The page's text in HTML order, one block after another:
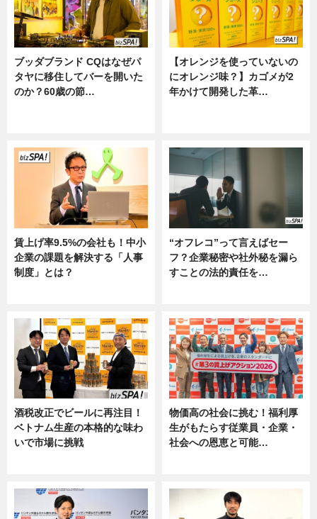
ブッダブランド CQはなぜパ
タヤに移住してバーを開いた
のか？60歳の節…
【オレンジを使っていないの
にオレンジ味？】カゴメが2
年かけて開発した革…
賃上げ率9.5%の会社も！中小
企業の課題を解決する「人事
制度」とは？
“オフレコ”って言えばセー
フ？企業秘密や社外秘を漏ら
すことの法的責任を…
酒税改正でビールに再注目！
ベトナム生産の本格的な味わ
いで市場に挑戦
物価高の社会に挑む！福利厚
生がもたらす従業員・企業・
社会への恩恵と可能…